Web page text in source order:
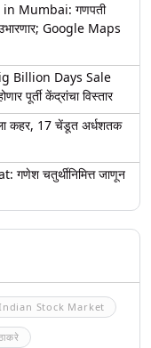
Mumbai: गणपती
Google Maps
Billion Days Sale
पूर्ती केंद्रांचा विस्तार
कहर, 17 चेंडूत अर्धशतक
चतुर्थीनिमित्त जाणून
Stock Market